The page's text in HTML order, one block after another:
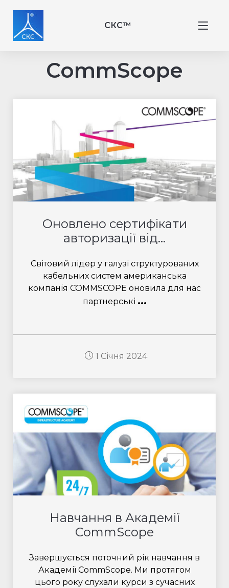
СКС™
CommScope
Оновлено сертифікати
авторизації від...
Світовий лідер у галузі структурованих
кабельних систем американська
компанія COMMSCOPE оновила для нас
партнерські ...
1 Січня 2024
Навчання в Академії
CommScope
Завершується поточний рік навчання в
Академії CommScope. Ми протягом
цього року слухали курси з сучасних